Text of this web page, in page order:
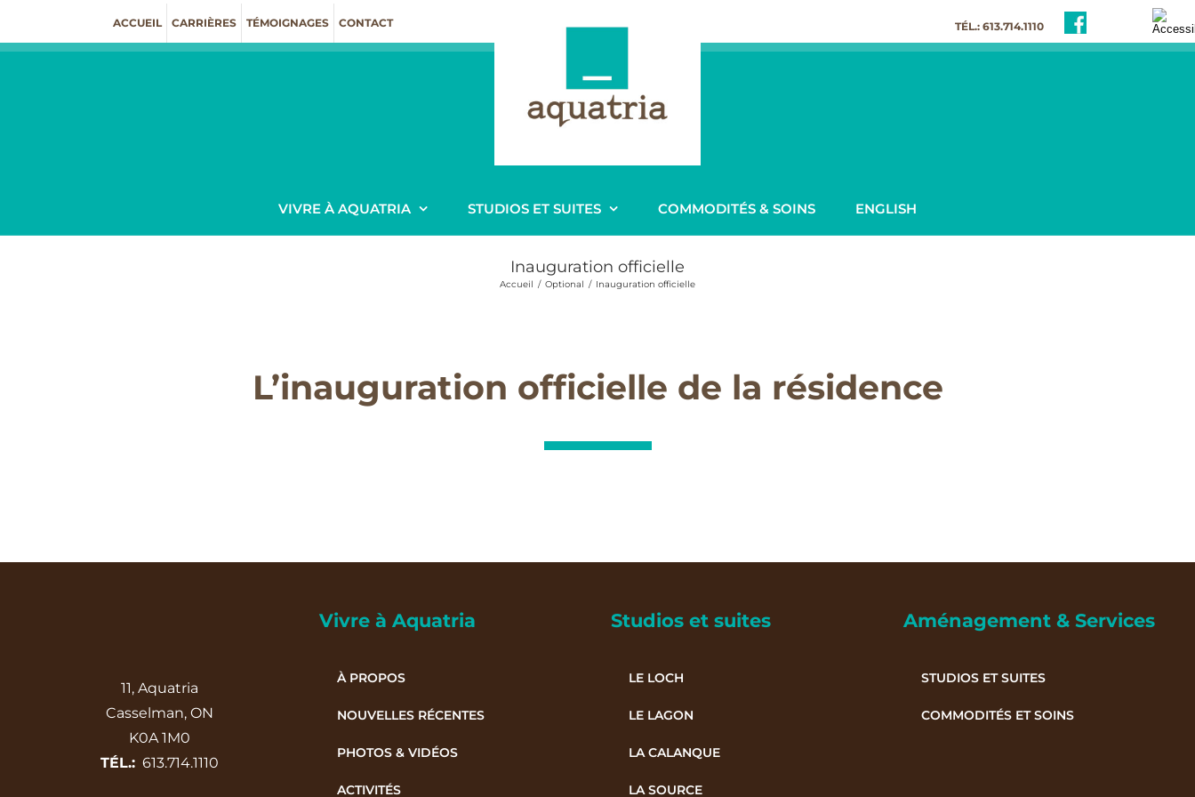
ACCUEIL CARRIÈRES TÉMOIGNAGES CONTACT TÉL.: 613.714.1110
VIVRE À AQUATRIA STUDIOS ET SUITES COMMODITÉS & SOINS ENGLISH
Inauguration officielle
Accueil Optional Inauguration officielle
L’inauguration officielle de la résidence
11, Aquatria
Casselman, ON
K0A 1M0
TÉL.:613.714.1110
Vivre à Aquatria
À PROPOS
NOUVELLES RÉCENTES
PHOTOS & VIDÉOS
ACTIVITÉS
Studios et suites
LE LOCH
LE LAGON
LA CALANQUE
LA SOURCE
Aménagement & Services
STUDIOS ET SUITES
COMMODITÉS ET SOINS